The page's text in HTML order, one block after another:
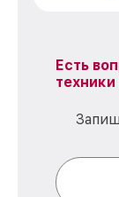
Есть
техники